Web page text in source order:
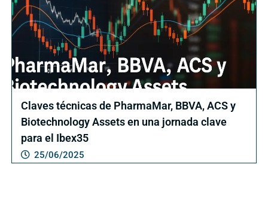
Claves técnicas de PharmaMar, BBVA, ACS y
Biotechnology Assets en una jornada clave
para el Ibex35
25/06/2025